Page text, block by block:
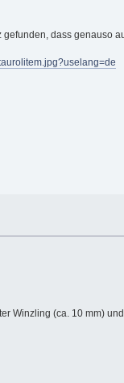
dass genauso
Winzling (ca. 10 mm)